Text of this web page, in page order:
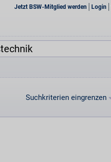
Jetzt BSW-Mitglied werden Login
Suchkriterien eingrenzen